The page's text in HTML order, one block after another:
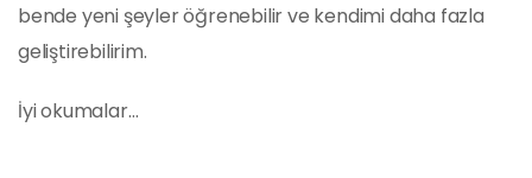
bende yeni şeyler öğrenebilir ve kendimi daha fazla
geliştirebilirim.
İyi okumalar…